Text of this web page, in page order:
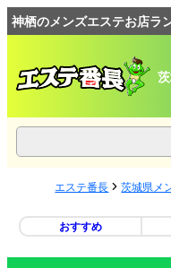
神栖のメンズエステお店ラ
エステ番長 茨城県メ
おすすめ